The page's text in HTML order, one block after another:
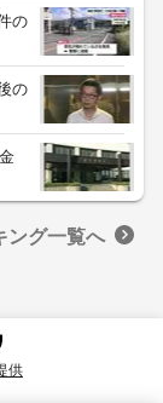
の
の
ング一覧へ
供